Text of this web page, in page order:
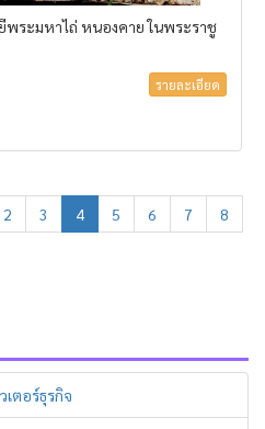
พระมหาไถ่ หนองคาย ในพระราชู
รายละเอียด
2 3 4 5 6 7
8
ตอร์ธุรกิจ